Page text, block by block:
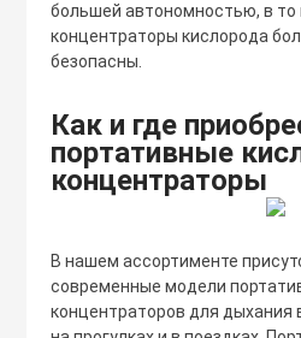
большей автономностью, в то
концентраторы кислорода
безопасны.
Как и где
портативные
концентраторы
В нашем ассортименте
современные модели
концентраторов для дыхания